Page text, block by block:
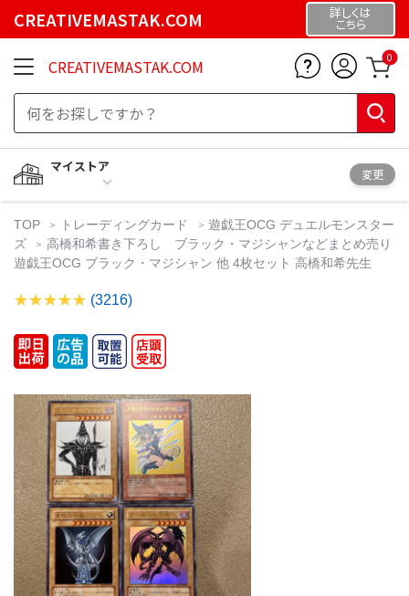
CREATIVEMASTAK.COM 詳しくは
こちら
CREATIVEMASTAK.COM 0
マイストア
変更
TOP トレーディングカード
遊戯王OCG デュエルモンスター
ズ
高橋和希書き下ろし ブラック・マジシャンなどまとめ売り
遊戯王OCG ブラック・マジシャン 他 4枚セット 高橋和希先生
(3216)